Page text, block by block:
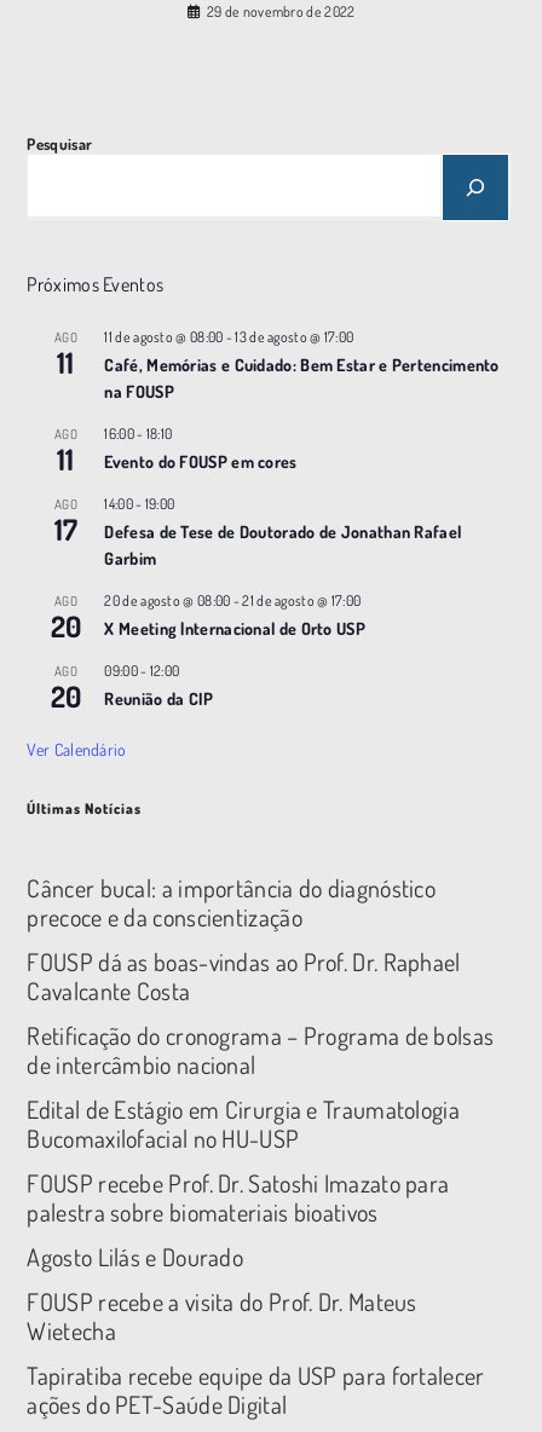
29 de novembro de 2022
Pesquisar
Próximos Eventos
AGO
11
11 de agosto @ 08:00 -13 de agosto @ 17:00
Café, Memórias e Cuidado: Bem Estar e Pertencimento
na FOUSP
AGO
11
16:00- 18:10
Evento do FOUSP em cores
AGO
17
14:00- 19:00
Defesa de Tese de Doutorado de Jonathan Rafael
Garbim
AGO
20
20 de agosto @ 08:00 -21 de agosto @ 17:00
X Meeting |nternacional de Orto USP
AGO
20
09:00- 12:00
Reunião da CIP
Ver Calendário
Últimas Notícias
Câncer bucal: a importância do diagnóstico
precoce e da conscientização
FOUSP dá as boas-vindas ao Prof. Dr. Raphael
Cavalcante Costa
Retificação do cronograma – Programa de bolsas
de intercâmbio nacional
Edital de Estágio em Cirurgia e Traumatologia
Bucomaxilofacial no HU-USP
FOUSP recebe Prof. Dr. Satoshi Imazato para
palestra sobre biomateriais bioativos
Agosto Lilás e Dourado
FOUSP recebe a visita do Prof. Dr. Mateus
Wietecha
Tapiratiba recebe equipe da USP para fortalecer
ações do PET-Saúde Digital